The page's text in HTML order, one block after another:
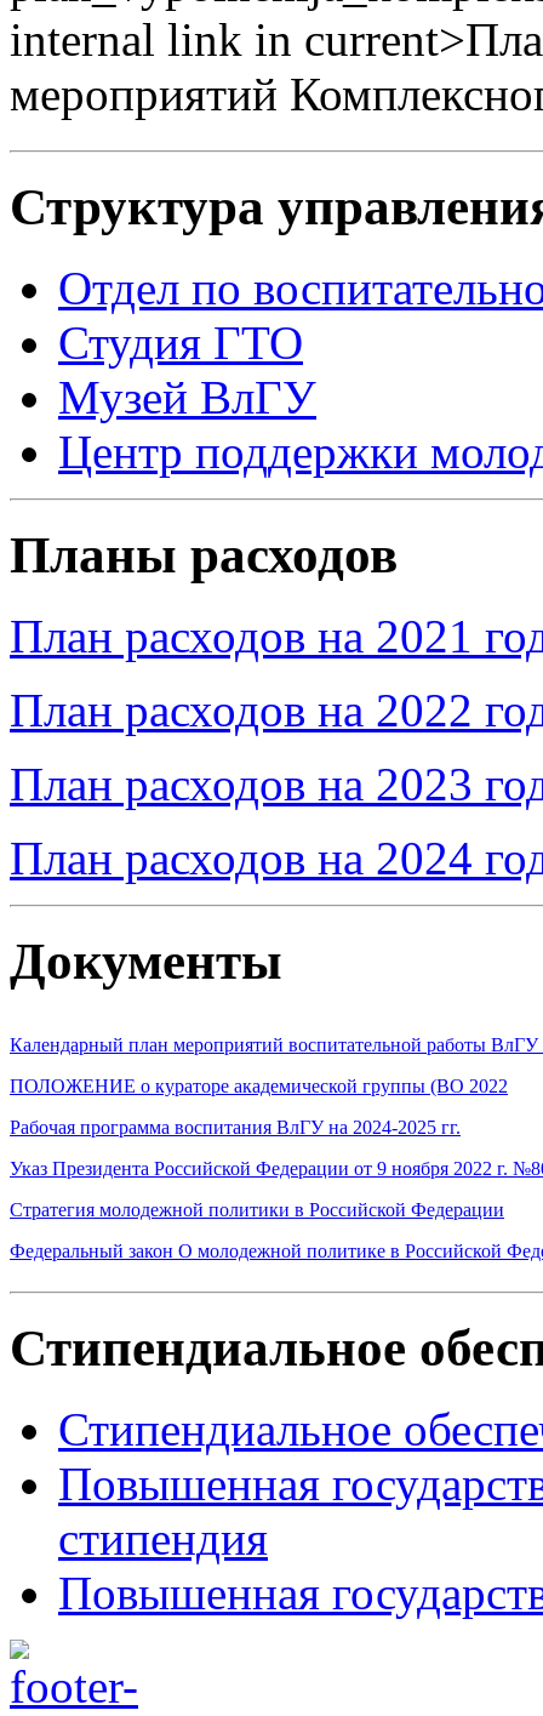
internal link in
мероприятий
Структура
Отдел по
Студия ГТО
Музей ВлГУ
Центр поддержки
Планы расходов
План расходов на 2021
План расходов на 2022
План расходов на 2023
План расходов на 2024
Документы
Календарный план мероприятий воспитательной работы ВлГУ
ПОЛОЖЕНИЕ о кураторе академической группы (ВО 2022
Рабочая программа воспитания ВлГУ на 2024-2025 гг.
Указ Президента Российской Федерации от 9 ноября 2022 г.
Стратегия молодежной политики в Российской Федерации
Федеральный закон О молодежной политике в Российской
Стипендиальное
Стипендиальное
Повышенная
стипендия
Повышенная